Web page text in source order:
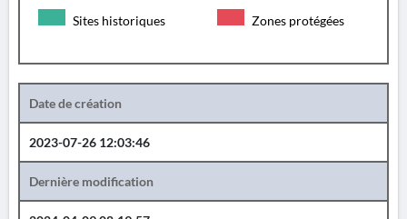
Sites historiques Zones protégées
Date de création
2023-07-26 12:03:46
Dernière modification